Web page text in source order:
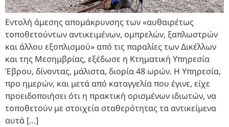
Εντολή άμεσης απομάκρυνσης των «αυθαιρέτως
τοποθετούντων αντικειμένων, ομπρελών, ξαπλωστρών
και άλλου εξοπλισμού» από τις παραλίες των Δικέλλων
και της Μεσημβρίας, εξέδωσε η Κτηματική Υπηρεσία
Έβρου, δίνοντας, μάλιστα, διορία 48 ωρών. Η Υπηρεσία,
προ ημερών, και μετά από καταγγελία που έγινε, είχε
προειδοποιήσει ότι η πρακτική ορισμένων ιδιωτών, να
τοποθετούν με στοιχεία σταθερότητας τα αντικείμενα
αυτά […]